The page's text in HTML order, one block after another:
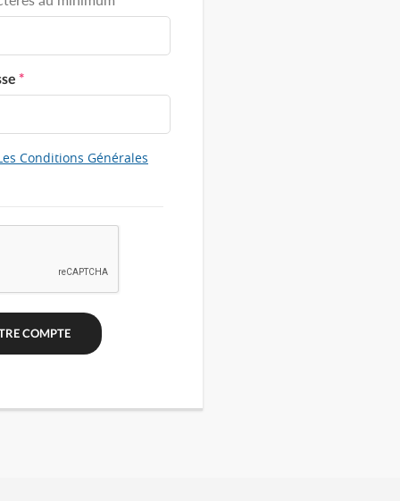
*
Conditions Générales